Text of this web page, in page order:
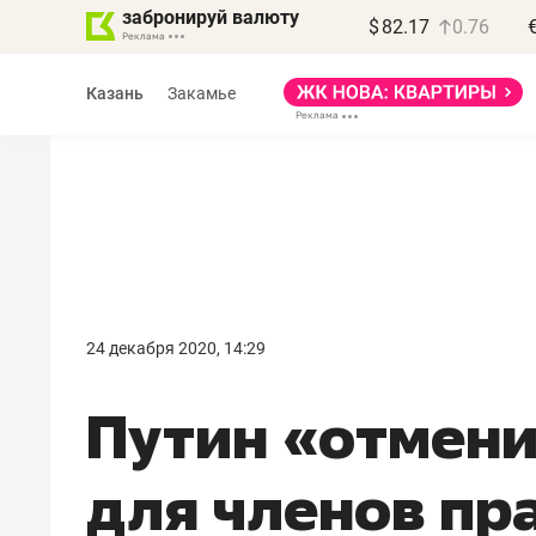
забронируй валюту $ 82.17 0.76
Казань Закамье
24 декабря 2020, 14:29
Путин
для членов
правил, бизнес может
потерять минимум